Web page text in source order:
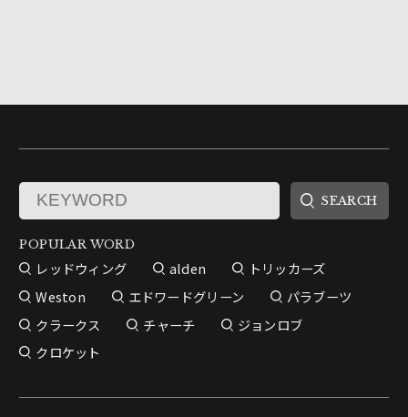
POPULAR WORD
レッドウィング alden
トリッカーズ
Weston
エドワードグリーン
パラブーツ
クラークス
チャーチ
ジョンロブ
クロケット